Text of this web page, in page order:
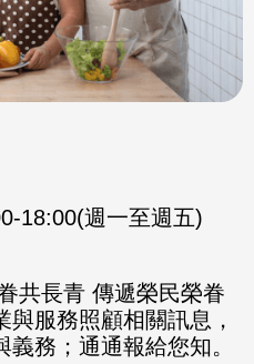
18:00(週一至週五)
共長青 傳遞榮民榮眷
服務照顧相關訊息，
務；通通報給您知。